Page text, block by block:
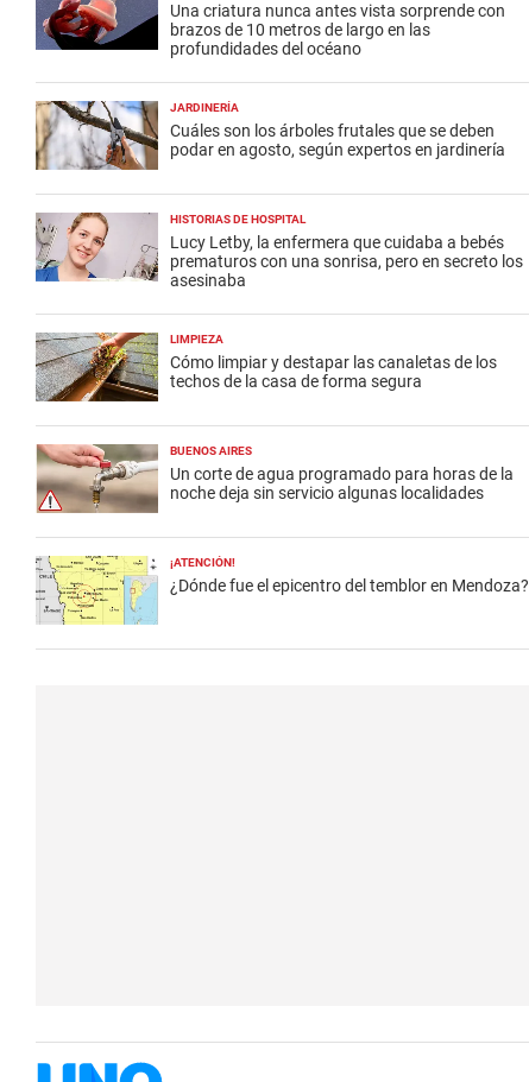
Una criatura nunca antes vista sorprende con
brazos de 10 metros de largo en las
profundidades del océano
JARDINERÍA
Cuáles son los árboles frutales que se deben
podar en agosto, según expertos en jardinería
HISTORIAS DE HOSPITAL
Lucy Letby, la enfermera que cuidaba a bebés
prematuros con una sonrisa, pero en secreto los
asesinaba
LIMPIEZA
Cómo limpiar y destapar las canaletas de los
techos de la casa de forma segura
BUENOS AIRES
Un corte de agua programado para horas de la
noche deja sin servicio algunas localidades
¡ATENCIÓN!
¿Dónde fue el epicentro del temblor en Mendoza?